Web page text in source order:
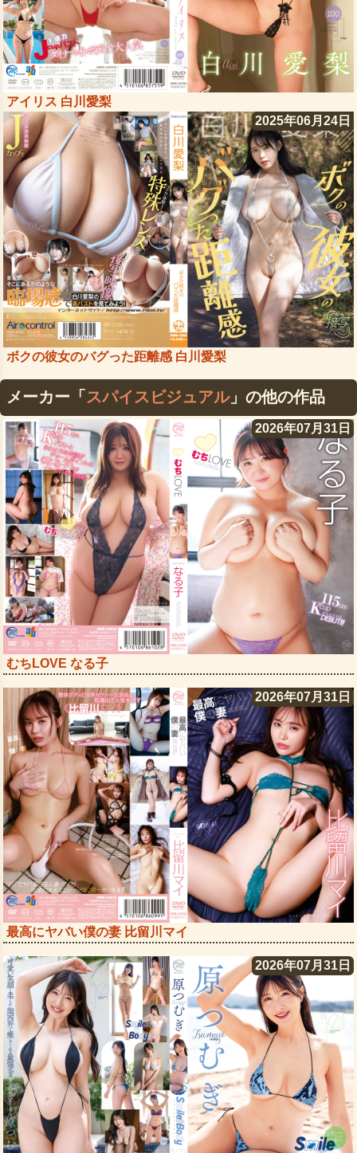
アイリス 白川愛梨
2025年06月24日
ボクの彼女のバグった距離感 白川愛梨
メーカー「 スパイスビジュアル」の他の作品
2026年07月31日
むちLOVE なる子
2026年07月31日
最高にヤバい僕の妻 比留川マイ
2026年07月31日